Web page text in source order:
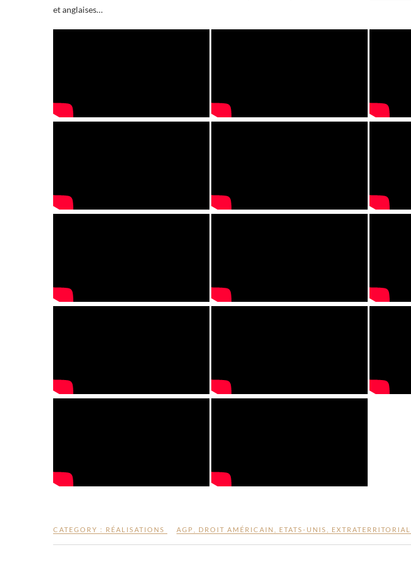
et anglaises…
CATEGORY : RÉALISATIONS AGP DROIT AMÉRICAIN ETATS-UNIS